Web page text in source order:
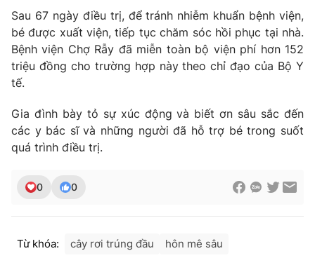
Video Shorts video
VTV Money VTV Thể thao
Thị trường 24h
VTV4 Vươn mình bằng AI
Sau 67 ngày điều trị, để tránh nhiễm khuẩn bệnh viện,
bé được xuất viện, tiếp tục chăm sóc hồi phục tại nhà.
Bệnh viện Chợ Rẫy đã miễn toàn bộ viện phí hơn 152
triệu đồng cho trường hợp này theo chỉ đạo của Bộ Y
tế.
Gia đình bày tỏ sự xúc động và biết ơn sâu sắc đến
các y bác sĩ và những người đã hỗ trợ bé trong suốt
quá trình điều trị.
0 0
Từ khóa: cây rơi trúng đầu hôn mê sâu